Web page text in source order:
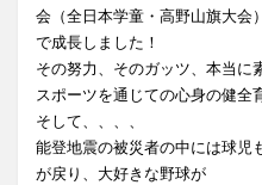
会（全日本学童・高野山旗大会
で成長しました！
その努力、そのガッツ、本当に
スポーツを通じての心身の健全
そして、、、、
能登地震の被災者の中には球児
が戻り、大好きな野球が